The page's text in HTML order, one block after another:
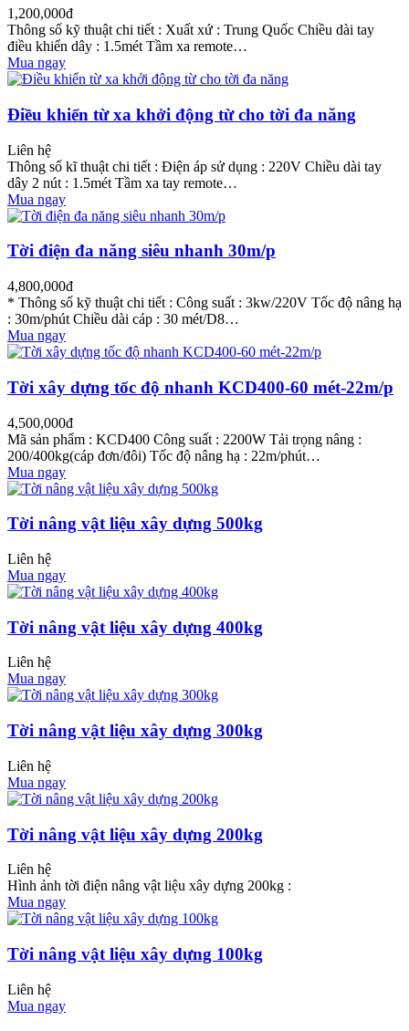
1,200,000đ
Thông số kỹ thuật chi tiết : Xuất xứ : Trung Quốc Chiều dài tay
điều khiển dây : 1.5mét Tầm xa remote…
Mua ngay
Điều khiển từ xa khởi động từ cho tời đa năng
Liên hệ
Thông số kĩ thuật chi tiết : Điện áp sử dụng : 220V Chiều dài tay
dây 2 nút : 1.5mét Tầm xa tay remote…
Mua ngay
Tời điện đa năng siêu nhanh 30m/p
4,800,000đ
* Thông số kỹ thuật chi tiết : Công suất : 3kw/220V Tốc độ nâng hạ
: 30m/phút Chiều dài cáp : 30 mét/D8…
Mua ngay
Tời xây dựng tốc độ nhanh KCD400-60 mét-22m/p
4,500,000đ
Mã sản phẩm : KCD400 Công suất : 2200W Tải trọng nâng :
200/400kg(cáp đơn/đôi) Tốc độ nâng hạ : 22m/phút…
Mua ngay
Tời nâng vật liệu xây dựng 500kg
Liên hệ
Mua ngay
Tời nâng vật liệu xây dựng 400kg
Liên hệ
Mua ngay
Tời nâng vật liệu xây dựng 300kg
Liên hệ
Mua ngay
Tời nâng vật liệu xây dựng 200kg
Liên hệ
Hình ảnh tời điện nâng vật liệu xây dựng 200kg :
Mua ngay
Tời nâng vật liệu xây dựng 100kg
Liên hệ
Mua ngay